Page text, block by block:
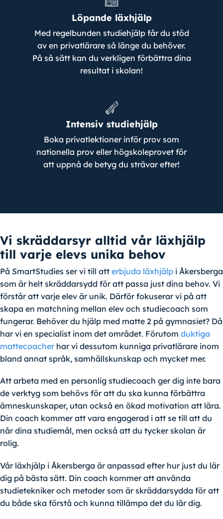
Löpande läxhjälp
Med regelbunden studiehjälp får du stöd
av en privatlärare så länge du behöver.
På så sätt kan du verkligen förbättra dina
resultat i skolan!
Intensiv studiehjälp
Boka privatlektioner inför prov som
nationella prov eller högskoleprovet för
att uppnå de betyg du strävar efter!
Vi skräddarsyr alltid vår läxhjälp
till varje elevs unika behov
På SmartStudies ser vi till att erbjuda läxhjälp i Åkersberga
som är helt skräddarsydd för att passa just dina behov. Vi
förstår att varje elev är unik. Därför fokuserar vi på att
skapa en matchning mellan elev och studiecoach som
fungerar. Behöver du hjälp med matte 2 på gymnasiet? Då
har vi en specialist inom det området. Förutom duktiga
mattecoacher har vi dessutom kunniga privatlärare inom
bland annat språk, samhällskunskap och mycket mer.
Att arbeta med en personlig studiecoach ger dig inte bara
de verktyg som behövs för att du ska kunna förbättra
ämneskunskaper, utan också en ökad motivation att lära.
Din coach kommer att vara engagerad i att se till att du
når dina studiemål, men också att du tycker skolan är
rolig.
Vår läxhjälp i Åkersberga är anpassad efter hur just du lär
dig på bästa sätt. Din coach kommer att använda
studietekniker och metoder som är skräddarsydda för att
du både ska förstå och kunna tillämpa det du lär dig.